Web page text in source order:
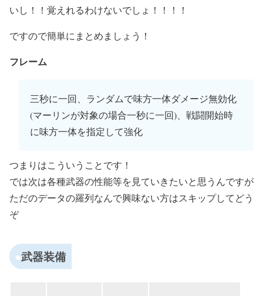
いし！！覚えれるわけないでしょ！！！！
ですので簡単にまとめましょう！
フレーム
三秒に一回、ランダムで味方一体ダメージ無効化
(マーリンが対象の場合一秒に一回)、戦闘開始時
に味方一体を指定して強化
つまりはこういうことです！
では次は各種武器の性能等を見ていきたいと思うんですが
ただのデータの羅列なんで興味ない方はスキップしてどう
ぞ
武器装備